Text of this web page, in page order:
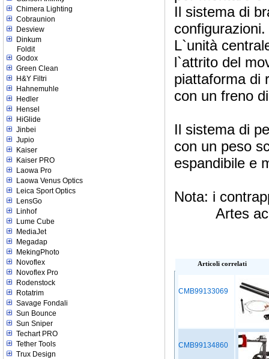
Chimera Lighting
Cobraunion
Desview
Dinkum
Foldit
Godox
Green Clean
H&Y Filtri
Hahnemuhle
Hedler
Hensel
HiGlide
Jinbei
Jupio
Kaiser
Kaiser PRO
Laowa Pro
Laowa Venus Optics
Leica Sport Optics
LensGo
Linhof
Lume Cube
MediaJet
Megadap
MekingPhoto
Novoflex
Novoflex Pro
Rodenstock
Rotatrim
Savage Fondali
Sun Bounce
Sun Sniper
Techart PRO
Tether Tools
Trux Design
Il sistema di
configurazioni.
L`unità
l`attrito del
piattaforma di
con un freno
Il sistema di
con un peso
espandibile e
Nota: i
Artes
Articoli correlati
CMB99133069
CMB99134860